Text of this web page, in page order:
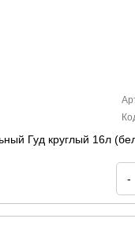
Гуд круглый 16л
-